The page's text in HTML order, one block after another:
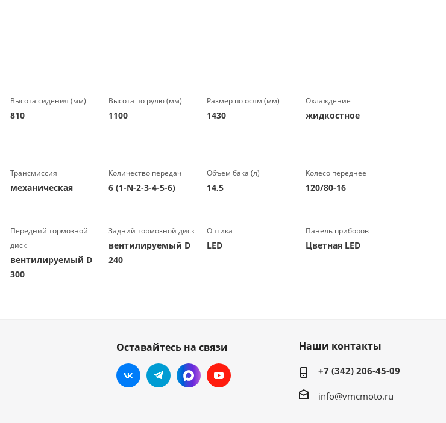
Высота сидения (мм)
810
Высота по рулю (мм)
1100
Размер по осям (мм)
1430
Охлаждение
жидкостное
Трансмиссия
механическая
Количество передач
6 (1-N-2-3-4-5-6)
Объем бака (л)
14,5
Колесо переднее
120/80-16
Передний тормозной
диск
вентилируемый D
300
Задний тормозной диск
вентилируемый D
240
Оптика
LED
Панель приборов
Цветная LED
Оставайтесь на связи Наши контакты
+7 (342) 206-45-09
info@vmcmoto.ru